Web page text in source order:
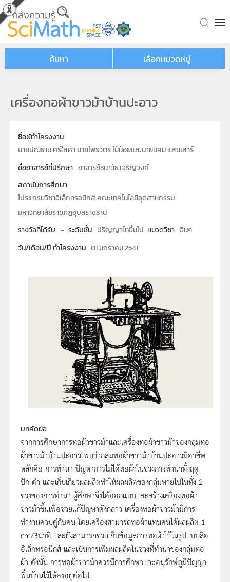
Skip to main content
ค้นหา เลือกหมวดหมู่
เครื่องทอผ้าขาวม้าบ้านปะอาว
ชื่อผู้ทำโครงงาน
นายปณิธาน ศรีใสคำ นายไพรวัตร ไม้น้อยและนายนิคม แสนเสาร์
ชื่ออาจารย์ที่ปรึกษา อาจารย์ธนาวัธ เจริญวงค์
สถาบันการศึกษา
โปรแกรมวิชาอิเล็กทรอนิกส์ คณะเทคโนโลยีอุตสาหกรรม
มหาวิทยาลัยราชภัฎอุบลราชธานี
รางวัลที่ได้รับ - ระดับชั้น ปริญญาโทขึ้นไป หมวดวิชา อื่นๆ
วัน/เดือน/ปี ทำโครงงาน 01 มกราคม 2541
บทคัดย่อ
จากการศึกษาการทอผ้าขาวม้าและเครื่องทอผ้าขาวม้าของกลุ่มทอ
ผ้าขาวม้าบ้านปะอาว พบว่ากลุ่มทอผ้าขาวม้าบ้านปะอาวมีอาชีพ
หลักคือ การทำนา ปัญหาการไม่ได้ทอผ้าในช่วงการทำนาทั้งฤดู
ปัก ดำ และเก็บเกี่ยวผลผลิตทำให้ผลผลิตของกลุ่มหายไปในทั้ง 2
ช่วงของการทำนา ผู้ศึกษาจึงได้ออกแบบและสร้างเครื่องทอผ้า
ขาวม้าขึ้นเพื่อช่วยแก้ปัญหาดังกล่าว เครื่องทอผ้าขาวม้ามีการ
ทำงานควบคู่กับคน โดยเครื่องสามารถทอผ้าแทนคนได้ผลผลิต 1
cm/3นาที และยังสามารถช่วยเก็บข้อมูลการทอผ้าไว้ในรูปแบบสื่อ
อิเล็กทรอนิกส์ และเป็นการเพิ่มผลผลิตในช่วงที่ทำนาของกลุ่มทอ
ผ้า ดังนั้น การทอผ้าขาวม้าควรมีการศึกษาและอนุรักษ์ภูมิปัญญา
พื้นบ้านไว้ให้คงอยู่ต่อไป